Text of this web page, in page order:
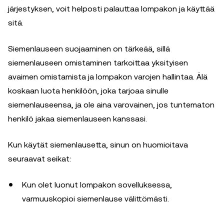
järjestyksen, voit helposti palauttaa lompakon ja käyttää
sitä.
Siemenlauseen suojaaminen on tärkeää, sillä
siemenlauseen omistaminen tarkoittaa yksityisen
avaimen omistamista ja lompakon varojen hallintaa. Älä
koskaan luota henkilöön, joka tarjoaa sinulle
siemenlauseensa, ja ole aina varovainen, jos tuntematon
henkilö jakaa siemenlauseen kanssasi.
Kun käytät siemenlausetta, sinun on huomioitava
seuraavat seikat:
Kun olet luonut lompakon sovelluksessa,
varmuuskopioi siemenlause välittömästi.